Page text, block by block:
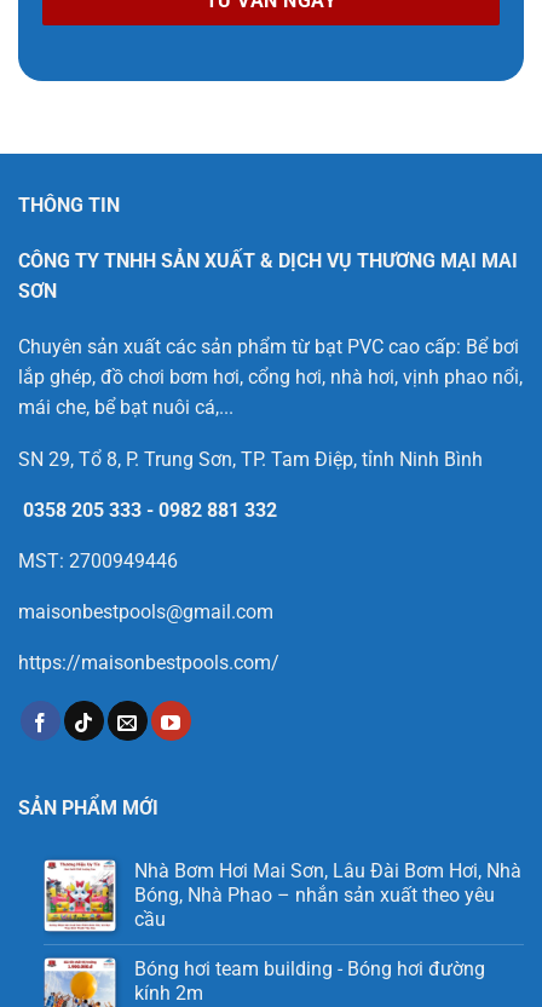
THÔNG TIN
CÔNG TY TNHH SẢN XUẤT & DỊCH VỤ THƯƠNG MẠI MAI
SƠN
Chuyên sản xuất các sản phẩm từ bạt PVC cao cấp: Bể bơi
lắp ghép, đồ chơi bơm hơi, cổng hơi, nhà hơi, vịnh phao nổi,
mái che, bể bạt nuôi cá,...
SN 29, Tổ 8, P. Trung Sơn, TP. Tam Điệp, tỉnh Ninh Bình
0358 205 333 - 0982 881 332
MST: 2700949446
maisonbestpools@gmail.com
https://maisonbestpools.com/
SẢN PHẨM MỚI
Nhà Bơm Hơi Mai Sơn, Lâu Đài Bơm Hơi, Nhà
Bóng, Nhà Phao – nhắn sản xuất theo yêu
cầu
Bóng hơi team building - Bóng hơi đường
kính 2m